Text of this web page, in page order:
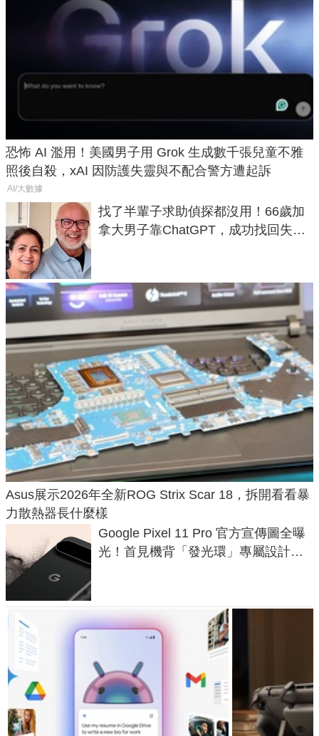
恐怖 AI 濫用！美國男子用 Grok 生成數千張兒童不雅
照後自殺，xAI 因防護失靈與不配合警方遭起訴
AI/大數據
找了半輩子求助偵探都沒用！66歲加
拿大男子靠ChatGPT，成功找回失散
Asus展示2026年全新ROG Strix Scar 18，拆開看看暴
力散熱器長什麼樣
Google Pixel 11 Pro 官方宣傳圖全曝
光！首見機背「發光環」專屬設計、